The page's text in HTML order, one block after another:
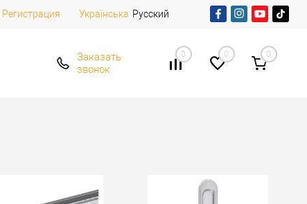
Регистрация Українська Русский
Заказать
звонок
0 0 0